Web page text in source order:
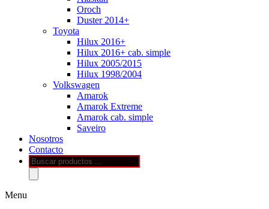
Oroch
Duster 2014+
Toyota
Hilux 2016+
Hilux 2016+ cab. simple
Hilux 2005/2015
Hilux 1998/2004
Volkswagen
Amarok
Amarok Extreme
Amarok cab. simple
Saveiro
Nosotros
Contacto
Búsqueda
de
productos
Menu